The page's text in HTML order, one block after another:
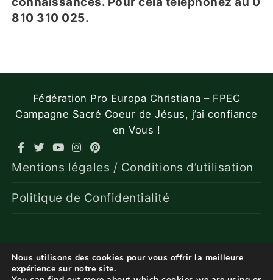
810 310 025.
Fédération Pro Europa Christiana – FPEC
Campagne Sacré Coeur de Jésus, j’ai confiance
en Vous !
Mentions légales / Conditions d’utilisation
Politique de Confidentialité
Nous utilisons des cookies pour vous offrir la meilleure
expérience sur notre site.